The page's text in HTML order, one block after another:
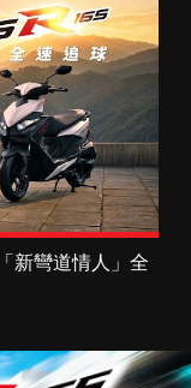
「新彎道情人」全